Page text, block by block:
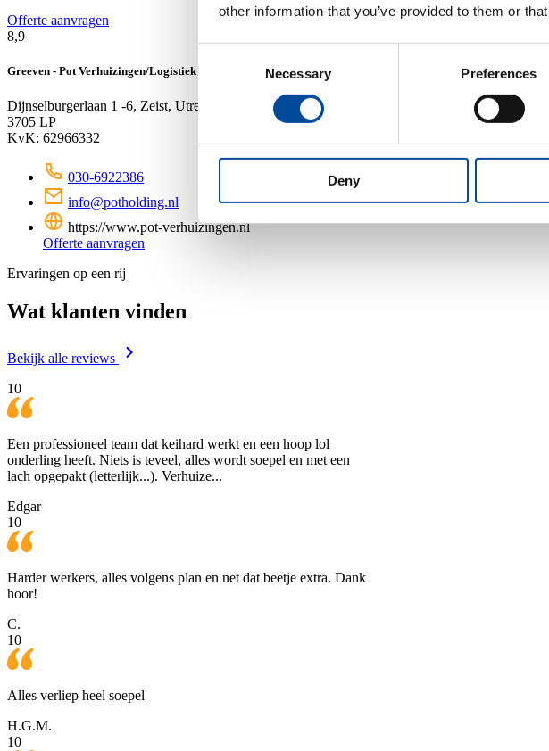
other information that you’ve provided to them or
Necessary Preferences
Deny
Offerte aanvragen
8,9
Greeven - Pot Verhuizingen/Logistiek
Dijnselburgerlaan 1 -6, Zeist, Utrecht
3705 LP
KvK: 62966332
030-6922386
info@potholding.nl
https://www.pot-verhuizingen.nl
Offerte aanvragen
Ervaringen op een rij
Wat klanten vinden
Bekijk alle reviews
10
Een professioneel team dat keihard werkt en een hoop lol
onderling heeft. Niets is teveel, alles wordt soepel en met een
lach opgepakt (letterlijk...). Verhuize...
Edgar
10
Harder werkers, alles volgens plan en net dat beetje extra. Dank
hoor!
C.
10
Alles verliep heel soepel
H.G.M.
10